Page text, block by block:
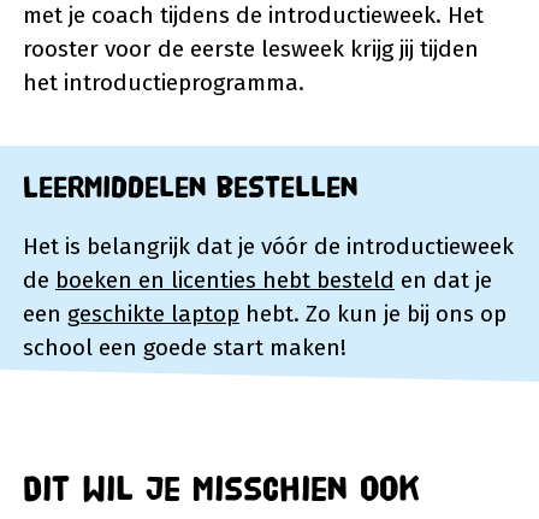
met je coach tijdens de introductieweek. Het
rooster voor de eerste lesweek krijg jij tijden
het introductieprogramma.
Leermiddelen bestellen
Het is belangrijk dat je vóór de introductieweek
de boeken en licenties hebt besteld en dat je
een geschikte laptop hebt. Zo kun je bij ons op
school een goede start maken!
Dit wil je misschien ook